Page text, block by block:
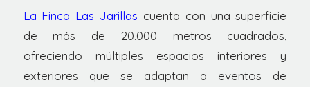
La Finca Las Jarillas cuenta con una superficie
de más de 20.000 metros cuadrados,
ofreciendo múltiples espacios interiores y
exteriores que se adaptan a eventos de